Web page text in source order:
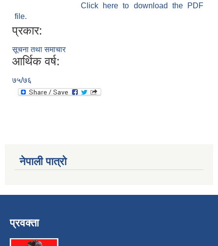
Click here to download the PDF
file.
प्रकार:
सूचना तथा समाचार
आर्थिक वर्ष:
७५/७६
नेपाली पात्रो
प्रवक्ता